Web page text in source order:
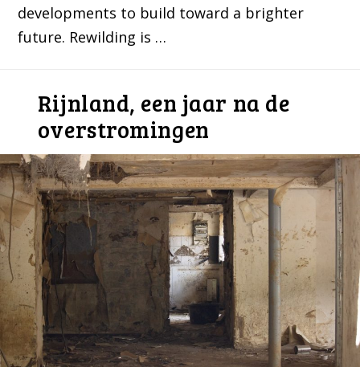
developments to build toward a brighter
future. Rewilding is …
Rijnland, een jaar na de
overstromingen